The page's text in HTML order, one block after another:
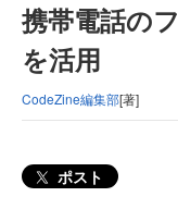
携帯電話の
を活用
CodeZine編集部[著]
ポスト